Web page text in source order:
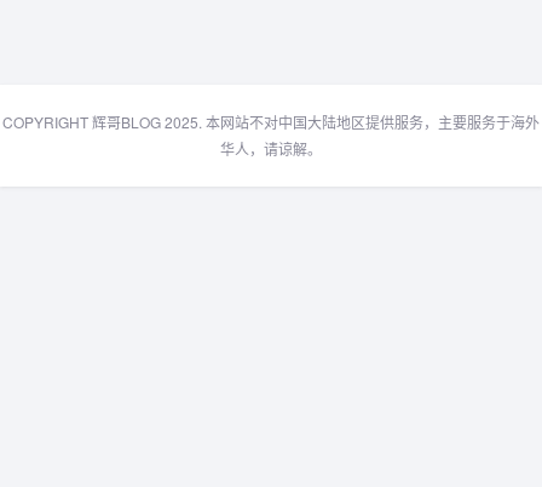
COPYRIGHT 辉哥BLOG 2025. 本网站不对中国大陆地区提供服务，主要服务于海外
华人，请谅解。